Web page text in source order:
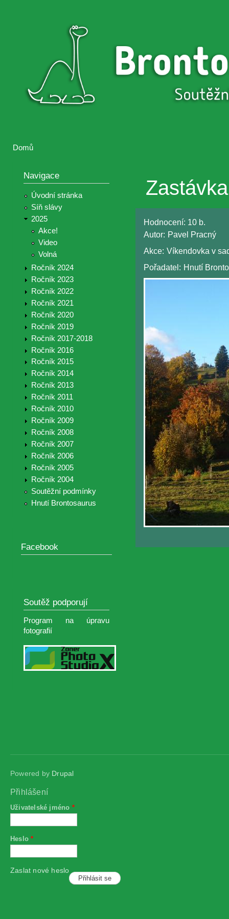
Brontosaurus
Brontosaurus
Domů
Navigace
Úvodní stránka
Síň slávy
2025
Akce!
Video
Volná
Ročník 2024
Ročník 2023
Ročník 2022
Ročník 2021
Ročník 2020
Ročník 2019
Ročník 2017-2018
Ročník 2016
Ročník 2015
Ročník 2014
Ročník 2013
Ročník 2011
Ročník 2010
Ročník 2009
Ročník 2008
Ročník 2007
Ročník 2006
Ročník 2005
Ročník 2004
Soutěžní podmínky
Hnutí Brontosaurus
Facebook
Soutěž podporují
Program na úpravu
fotografií
Hodnocení: 10 b.
Autor: Pavel Pracný
Akce: Víkendovka v
Pořadatel: Hnutí
Powered by Drupal
Přihlášení
Uživatelské jméno *
Heslo*
Zaslat nové heslo